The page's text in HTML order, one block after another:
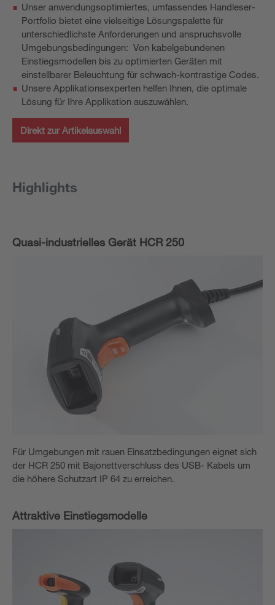
Unser anwendungsoptimiertes, umfassendes Handleser-
Portfolio bietet eine vielseitige Lösungspalette für
unterschiedlichste Anforderungen und anspruchsvolle
Umgebungsbedingungen: Von kabelgebundenen
Einstiegsmodellen bis zu optimierten Geräten mit
einstellbarer Beleuchtung für schwach-kontrastige Codes.
Unsere Applikationsexperten helfen Ihnen, die optimale
Lösung für Ihre Applikation auszuwählen.
Direkt zur Artikelauswahl
Highlights
Quasi-industrielles Gerät HCR 250
Für Umgebungen mit rauen Einsatzbedingungen eignet sich
der HCR 250 mit Bajonettverschluss des USB- Kabels um
die höhere Schutzart IP 64 zu erreichen.
Attraktive Einstiegsmodelle